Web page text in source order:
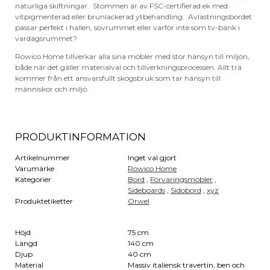
naturliga skiftningar. Stommen är av FSC-certifierad ek med
vitpigmenterad eller brunlackerad ytbehandling. Avlastningsbordet
passar perfekt i hallen, sovrummet eller varför inte som tv-bänk i
vardagsrummet?
Rowico Home tillverkar alla sina möbler med stor hänsyn till miljön,
både när det gäller materialval och tillverkningsprocessen. Allt trä
kommer från ett ansvarsfullt skogsbruk som tar hänsyn till
människor och miljö.
PRODUKTINFORMATION
Artikelnummer
Inget val gjort
Varumärke
Rowico Home
Kategorier
Bord Förvaringsmöbler
Sideboards
Sidobord ,xyz
Produktetiketter
Orwel
Höjd
75 cm
Längd
140 cm
Djup
40 cm
Material
Massiv italiensk travertin, ben och